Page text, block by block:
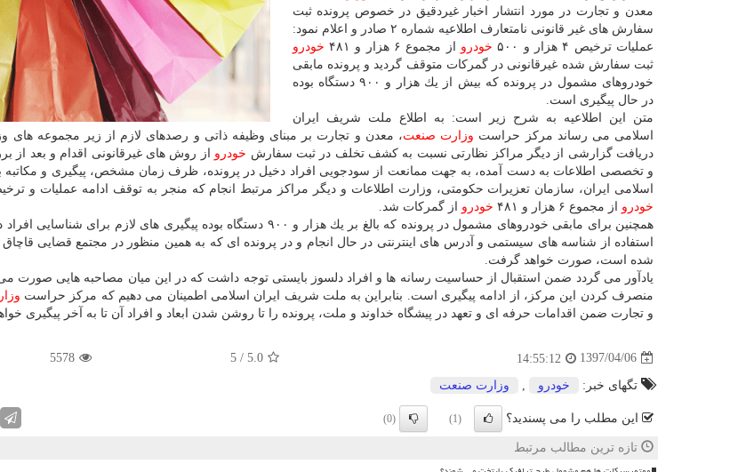
معدن و تجارت در مورد انتشار اخبار غیردقیق در خصوص پرونده ثبت
سفارش های غیر قانونی نامتعارف اطلاعیه شماره ۲ صادر و اعلام نمود:
عملیات ترخیص ۴ هزار و ۵۰۰
خودرو از مجموع ۶ هزار و ۴۸۱
خودرو
ثبت سفارش شده غیرقانونی در گمركات متوقف گردید و پرونده مابقی
خودروهای مشمول در پرونده كه بیش از یك هزار و ۹۰۰ دستگاه بوده
در حال پیگیری است.
متن این اطلاعیه به شرح زیر است: به اطلاع ملت شریف ایران
اسلامی می رساند مركز حراست وزارت صنعت، معدن و تجارت بر مبنای وظیفه ذاتی و رصدهای لازم از زیر مجموعه های
دریافت گزارشی از دیگر مراكز نظارتی نسبت به كشف تخلف در ثبت سفارش خودرو از روش های غیرقانونی اقدام و بعد از
و تخصصی اطلاعات به دست آمده، به جهت ممانعت از سودجویی افراد دخیل در پرونده، ظرف زمان مشخص، پیگیری و مكاتبه
اسلامی ایران، سازمان تعزیرات حكومتی، وزارت اطلاعات و دیگر مراكز مرتبط انجام كه منجر به توقف ادامه عملیات و ترخیص ۴ هزار و
خودرو از مجموع ۶ هزار و ۴۸۱ خودرو از گمركات شد.
همچنین برای مابقی خودروهای مشمول در پرونده كه بالغ بر یك هزار و ۹۰۰ دستگاه بوده پیگیری های لازم
استفاده از شناسه های سیستمی و آدرس های اینترنتی در حال انجام و در پرونده ای كه به همین منظور در مجتمع قضایی قاچاق
شده است، صورت خواهد گرفت.
یادآور می گردد ضمن استقبال از حساسیت رسانه ها و افراد دلسوز بایستی توجه داشت كه در این میان مصاحبه هایی صورت
منصرف كردن این مركز، از ادامه پیگیری است. بنابراین به ملت شریف ایران اسلامی اطمینان می دهیم كه مركز حراست
و تجارت ضمن اقدامات حرفه ای و تعهد در پیشگاه خداوند و ملت، پرونده را تا روشن شدن ابعاد و افراد آن تا به آخر پیگیری
1397/04/06
14:55:12
5.0
/
5
5578
تگهای خبر: خودرو وزارت صنعت
این مطلب را می پسندید؟ (1)
(0)
تازه ترین مطالب مرتبط